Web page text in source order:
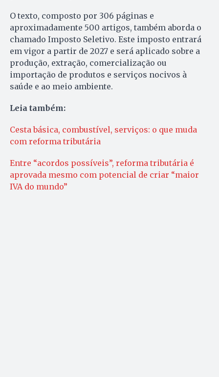
O texto, composto por 306 páginas e
aproximadamente 500 artigos, também aborda o
chamado Imposto Seletivo. Este imposto entrará
em vigor a partir de 2027 e será aplicado sobre a
produção, extração, comercialização ou
importação de produtos e serviços nocivos à
saúde e ao meio ambiente.
Leia também:
Cesta básica, combustível, serviços: o que muda
com reforma tributária
Entre “acordos possíveis”, reforma tributária é
aprovada mesmo com potencial de criar “maior
IVA do mundo”